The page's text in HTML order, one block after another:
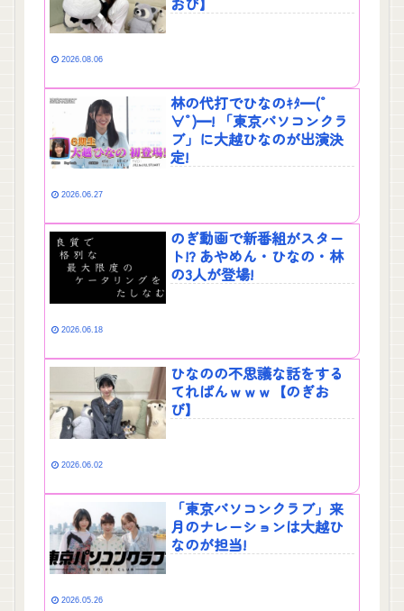
2026.08.06
林の代打でひなのｷﾀ━(ﾟ
∀ﾟ)━! 「東京パソコンクラ
ブ」に大越ひなのが出演決
定!
2026.06.27
のぎ動画で新番組がスター
ト!? あやめん・ひなの・林
の3人が登場!
2026.06.18
ひなのの不思議な話をする
てれぱんｗｗｗ【のぎお
び】
2026.06.02
「東京パソコンクラブ」来
月のナレーションは大越ひ
なのが担当!
2026.05.26